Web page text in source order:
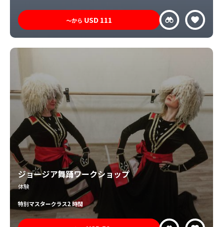
〜から USD111
ジョージア舞踊ワークショップ
体験
特別マスタークラス2 時間